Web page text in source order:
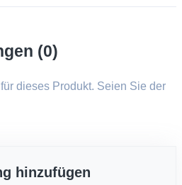
(0)
dieses Produkt. Seien Sie der
hinzufügen